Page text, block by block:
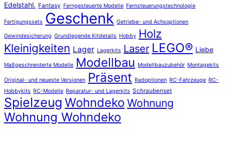
Edelstahl. Fantasy Ferngesteuerte Modelle Fernsteuerungstechnologie
Fertigungssets Geschenk Getriebe- und Achsoptionen
Gewindesicherung Grundlegende Kitdetails Hobby Holz
Kleinigkeiten Lager Lagerkits Laser LEGO® Liebe
Maßgeschneiderte Modelle Modellbau Modellbauzubehör Montagekits
Original- und neueste Versionen Präsent Radoptionen RC-Fahrzeuge RC-
Hobbykits RC-Modelle Reparatur- und Lagerkits Schraubenset
Spielzeug Wohndeko Wohnung
Wohnung Wohndeko